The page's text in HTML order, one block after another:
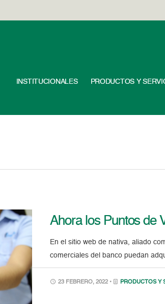
INSTITUCIONALES PRODUCTOS Y
Ahora los Puntos de
En el sitio web de nativa, aliado
comerciales del banco puedan
23 FEBRERO, 2022 • PRODUCTOS Y